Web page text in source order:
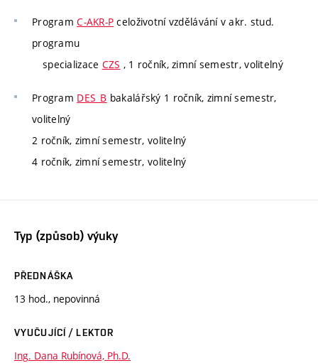
ProgramC-AKR-P celoživotní vzdělávání v akr. stud.
programu
specializace CZS , 1 ročník, zimní semestr, volitelný
Program DES_B bakalářský 1 ročník, zimní semestr,
volitelný
2 ročník, zimní semestr, volitelný
4 ročník, zimní semestr, volitelný
Typ (způsob) výuky
PŘEDNÁŠKA
13 hod., nepovinná
VYUČUJÍCÍ / LEKTOR
Ing. Dana Rubínová, Ph.D.